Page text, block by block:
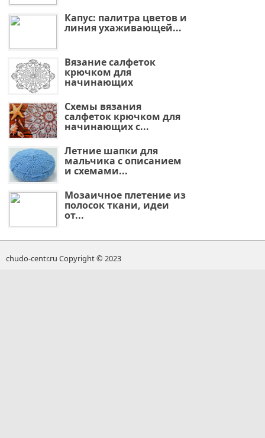
Капус: палитра цветов и
линия ухаживающей...
Вязание салфеток
крючком для
начинающих
Схемы вязания
салфеток крючком для
начинающих с...
Летние шапки для
мальчика с описанием
и схемами...
Мозаичное плетение из
полосок ткани, идеи
от...
chudo-centr.ru Copyright © 2023